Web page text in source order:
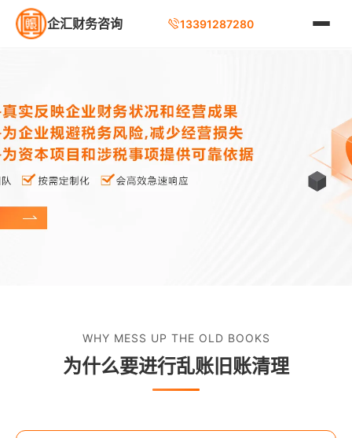
企汇财务咨询 13391287280
WHY MESS UP THE OLD BOOKS
为什么要进行乱账旧账清理